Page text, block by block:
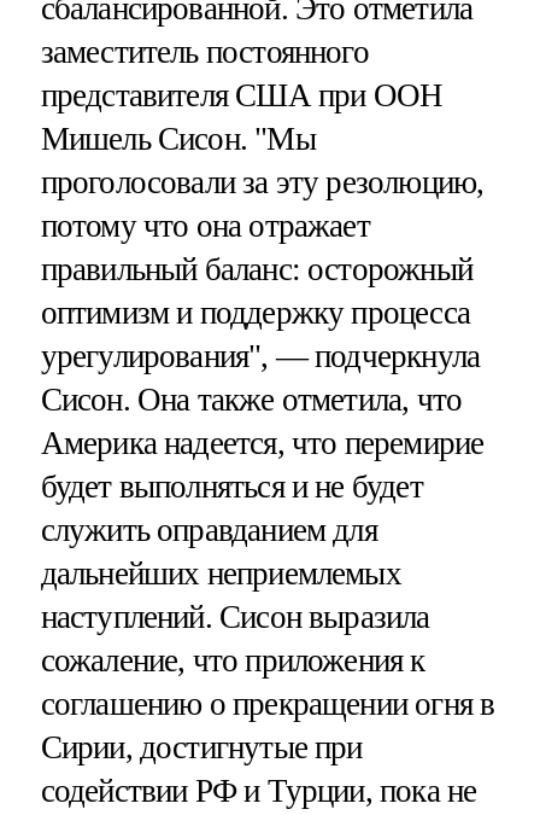
сбалансированной. Это отметила
заместитель постоянного
представителя США при ООН
Мишель Сисон. "Мы
проголосовали за эту резолюцию,
потому что она отражает
правильный баланс: осторожный
оптимизм и поддержку процесса
урегулирования", — подчеркнула
Сисон. Она также отметила, что
Америка надеется, что перемирие
будет выполняться и не будет
служить оправданием для
дальнейших неприемлемых
наступлений. Сисон выразила
сожаление, что приложения к
соглашению о прекращении огня в
Сирии, достигнутые при
содействии РФ и Турции, пока не